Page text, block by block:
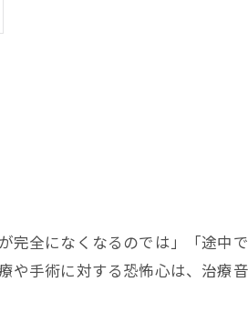
完全になくなるのでは」「途中
や手術に対する恐怖心は、治療